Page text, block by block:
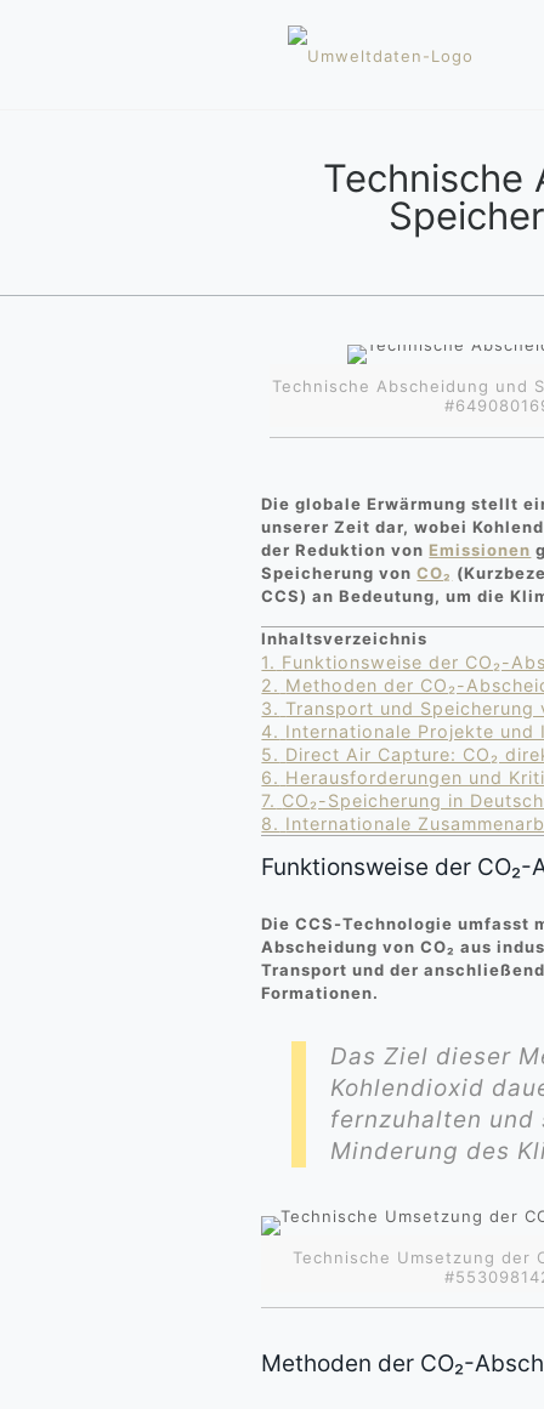
Technische
Technische Abscheidung und
Die globale Erwärmung stellt
unserer Zeit dar, wobei
der Reduktion von Emissionen
Speicherung vonCO₂
CCS) an Bedeutung, um die
Inhaltsverzeichnis
1. Funktionsweise der CO₂-
2. Methoden der CO₂-
3. Transport und Speicherung
4. Internationale Projekte und
5. Direct Air Capture: CO₂
6. Herausforderungen und
7. CO₂-Speicherung in
8. Internationale
Funktionsweise der
Die CCS-Technologie umfasst
Abscheidung von CO₂ aus
Transport und der
Formationen.
Das Ziel dieser
Kohlendioxid
fernzuhalten und
Minderung des
Technische Umsetzung der
Methoden der CO₂-